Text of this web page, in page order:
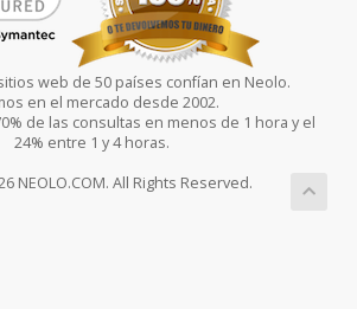
web de 50 países confían en Neolo.
en el mercado desde 2002.
de las consultas en menos de 1 hora y el
24% entre 1 y 4 horas.
NEOLO.COM. All Rights Reserved.